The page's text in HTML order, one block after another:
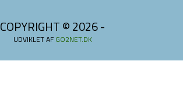
COPYRIGHT © 2026 -
UDVIKLET AF GO2NET.DK